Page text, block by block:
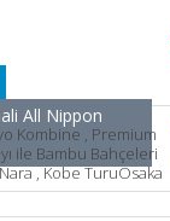
All Nippon
Kombine , Premium
ile Bambu Bahçeleri
, Kobe TuruOsaka